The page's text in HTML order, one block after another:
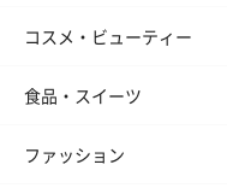
コスメ・ビューティー
食品・スイーツ
ファッション